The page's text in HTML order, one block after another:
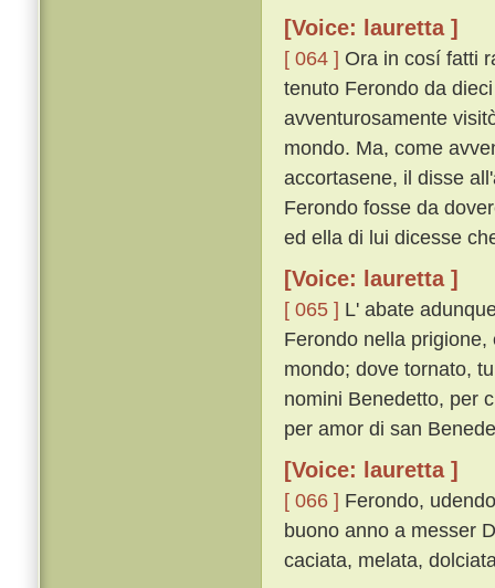
[Voice: lauretta ]
[ 064 ] Ora in cosí fatti
tenuto Ferondo da
avventurosamente
mondo. Ma, come
accortasene, il disse
Ferondo fosse da
ed ella di lui dicesse
[Voice: lauretta ]
[ 065 ] L' abate
Ferondo nella
mondo; dove tornato,
nomini Benedetto, per
per amor di san
[Voice: lauretta ]
[ 066 ] Ferondo,
buono anno a messer
caciata, melata,